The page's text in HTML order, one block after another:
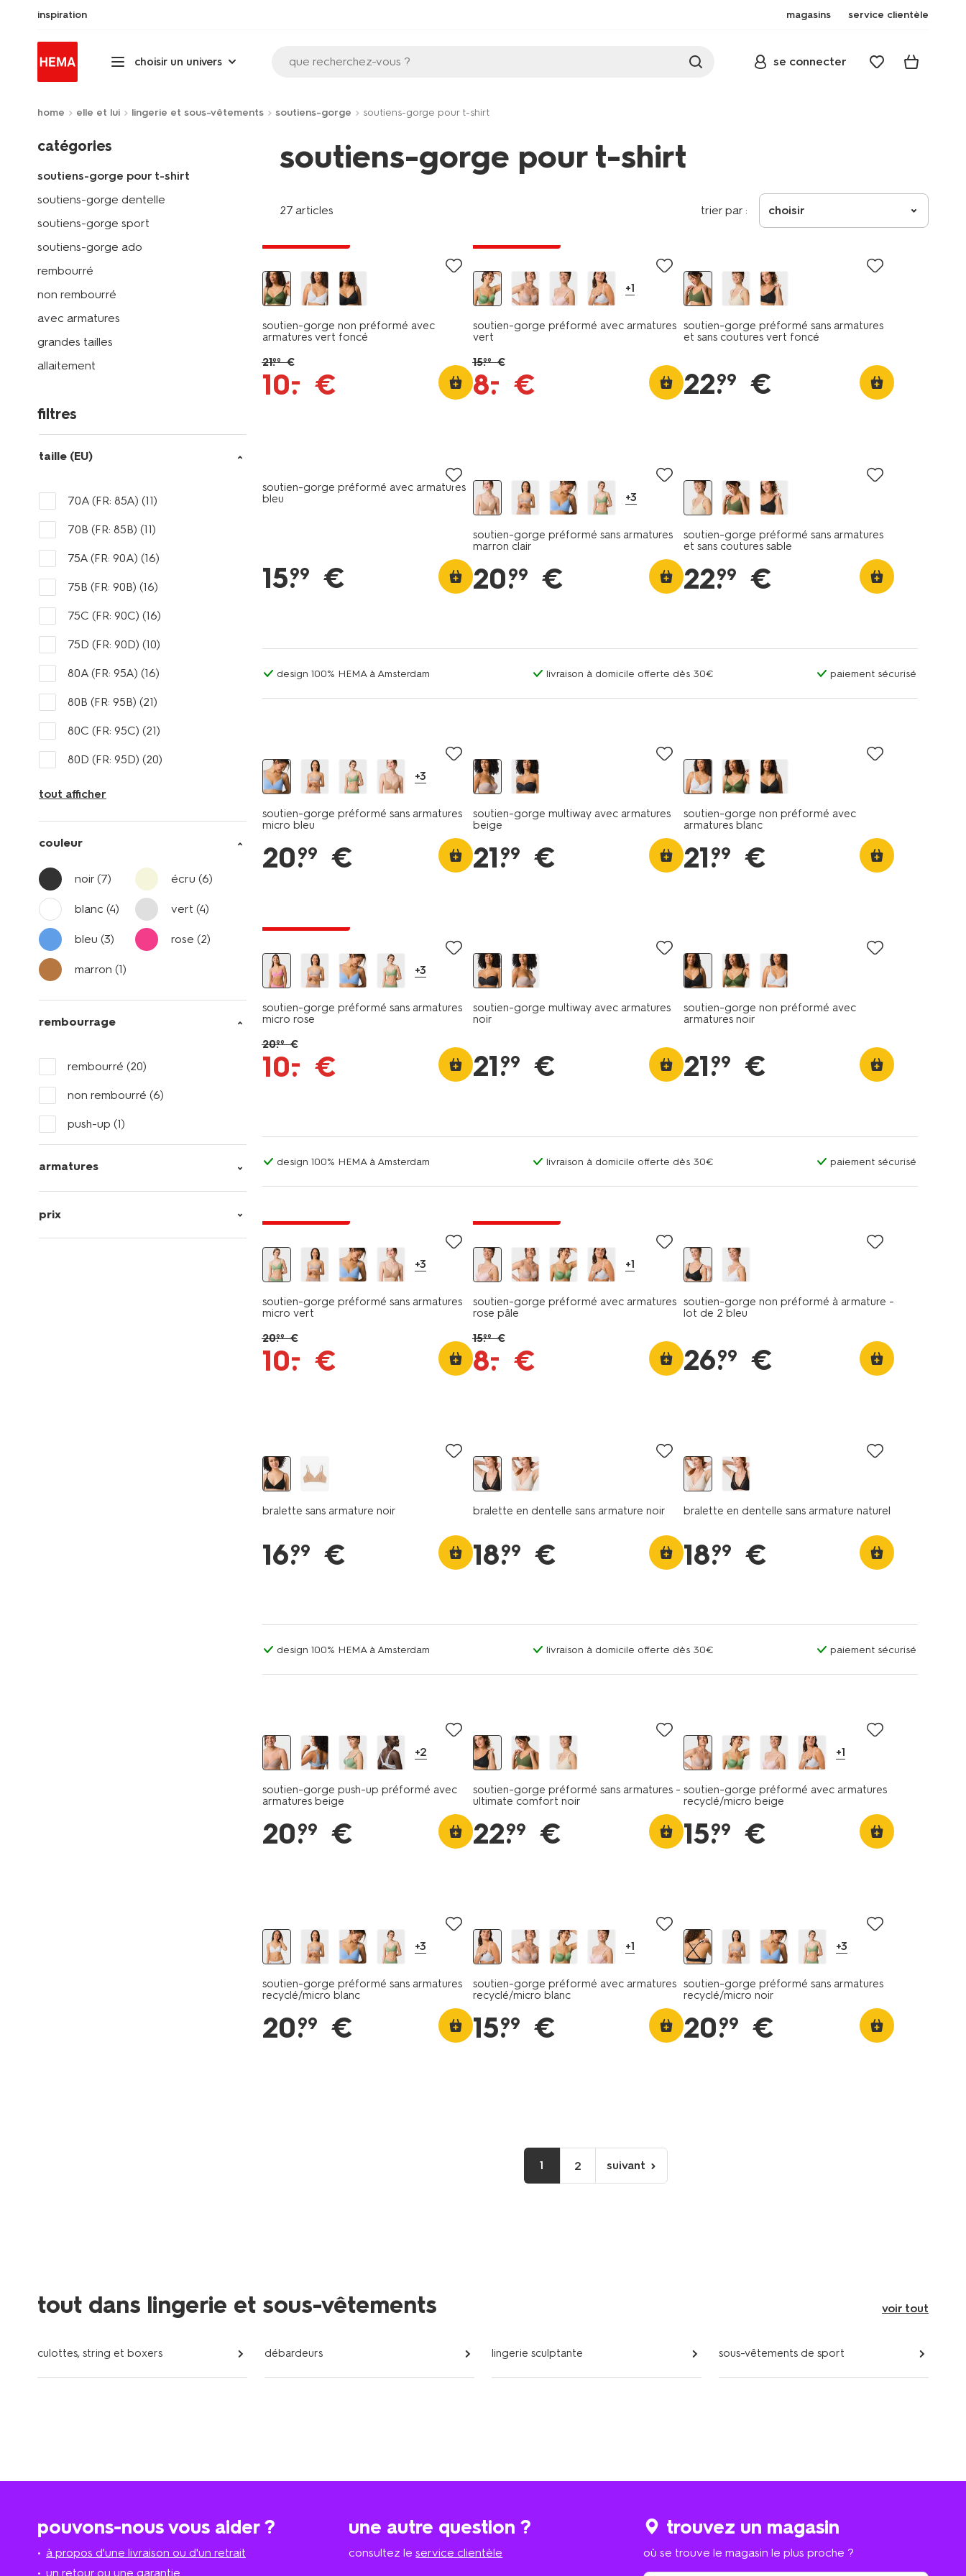
inspiration magasins service clientèle
choisir un univers que recherchez-vous ? se connecter
home elle et lui lingerie et sous-vêtements soutiens-gorge soutiens-gorge pour t-shirt
catégories
soutiens-gorge pour t-shirt
soutiens-gorge dentelle
soutiens-gorge sport
soutiens-gorge ado
rembourré
non rembourré
avec armatures
grandes tailles
allaitement
filtres
taille (EU)
70A (FR: 85A) (11)
70B (FR: 85B) (11)
75A (FR: 90A) (16)
75B (FR: 90B) (16)
75C (FR: 90C) (16)
75D (FR: 90D) (10)
80A (FR: 95A) (16)
80B (FR: 95B) (21)
80C (FR: 95C) (21)
80D (FR: 95D) (20)
tout afficher
couleur
noir (7) écru(6)
blanc (4) vert(4)
bleu (3) rose(2)
marron (1)
rembourrage
rembourré (20)
non rembourré (6)
push-up (1)
armatures
prix
soutiens-gorge pour t-shirt
27 articles trier par : choisir
soutien-gorge non préformé avec
armatures vert foncé
21.99 €
10.
– €
+1
soutien-gorge préformé avec armatures
vert
15.99 €
8.
– €
soutien-gorge préformé sans armatures
et sans coutures vert foncé
22.
99 €
soutien-gorge préformé avec armatures
bleu
15.
99 €
+3
soutien-gorge préformé sans armatures
marron clair
20.
99 €
soutien-gorge préformé sans armatures
et sans coutures sable
22.
99 €
design 100% HEMA à Amsterdam livraison à domicile offerte dès 30€ paiement sécurisé
+3
soutien-gorge préformé sans armatures
micro bleu
20.
99 €
soutien-gorge multiway avec armatures
beige
21.
99 €
soutien-gorge non préformé avec
armatures blanc
21.
99 €
+3
soutien-gorge préformé sans armatures
micro rose
20.99 €
10.
– €
soutien-gorge multiway avec armatures
noir
21.
99 €
soutien-gorge non préformé avec
armatures noir
21.
99 €
design 100% HEMA à Amsterdam livraison à domicile offerte dès 30€ paiement sécurisé
+3
soutien-gorge préformé sans armatures
micro vert
20.99 €
10.
– €
+1
soutien-gorge préformé avec armatures
rose pâle
15.99 €
8.
– €
soutien-gorge non préformé à armature -
lot de 2 bleu
26.
99 €
bralette sans armature noir
16.
99 €
bralette en dentelle sans armature noir
18.
99 €
bralette en dentelle sans armature naturel
18.
99 €
design 100% HEMA à Amsterdam livraison à domicile offerte dès 30€ paiement sécurisé
+2
soutien-gorge push-up préformé avec
armatures beige
20.
99 €
soutien-gorge préformé sans armatures -
ultimate comfort noir
22.
99 €
+1
soutien-gorge préformé avec armatures
recyclé/micro beige
15.
99 €
+3
soutien-gorge préformé sans armatures
recyclé/micro blanc
20.
99 €
+1
soutien-gorge préformé avec armatures
recyclé/micro blanc
15.
99 €
+3
soutien-gorge préformé sans armatures
recyclé/micro noir
20.
99 €
1 2
page
suivante
suivant
tout dans lingerie et sous-vêtements voir tout
culottes, string et boxers débardeurs lingerie sculptante sous-vêtements de sport
pouvons-nous vous aider ?
à propos d'une livraison ou d'un retrait
un retour ou une garantie
une autre question ?
consultez leservice clientèle
trouvez un magasin
où se trouve le magasin le plus proche ?